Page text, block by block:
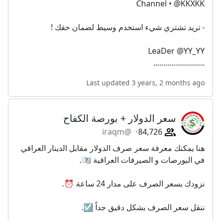
Channel • @KKXKK
- تريد تشتري شيء استخدم وسيط لضمان حقك !
LeaDer @YY_YY
..........................
Last updated 3 years, 2 months ago
سعر الدولار + بورصة الكفاح
@iraqm
هنا يمكنك معرفة سعر صرف الدولار مقابل الدينار العراقي
في البورصات و الصيرفات العراقية 🇮🇶.
نزودك بسعر الصرف على مدار 24 ساعة ⏰.
ننقل سعر الصرف بشكل دقيق جداً ☑️.